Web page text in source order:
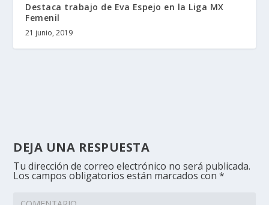
Destaca trabajo de Eva Espejo en la Liga MX
Femenil
21 junio, 2019
DEJA UNA RESPUESTA
Tu dirección de correo electrónico no será publicada.
Los campos obligatorios están marcados con*